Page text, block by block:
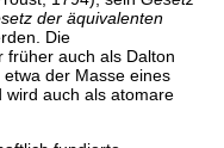
der äquivalenten
Die
früher auch als Dalton
der Masse eines
wird auch als atomare